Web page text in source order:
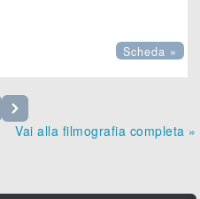
Scheda »
Vai alla filmografia completa »